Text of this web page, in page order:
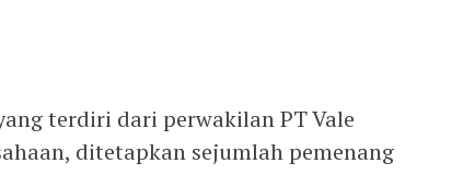
terdiri dari perwakilan PT Vale
ditetapkan sejumlah pemenang